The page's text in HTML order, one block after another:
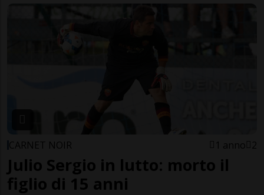
CARNET NOIR 1 anno 2
Julio Sergio in lutto: morto il
figlio di 15 anni